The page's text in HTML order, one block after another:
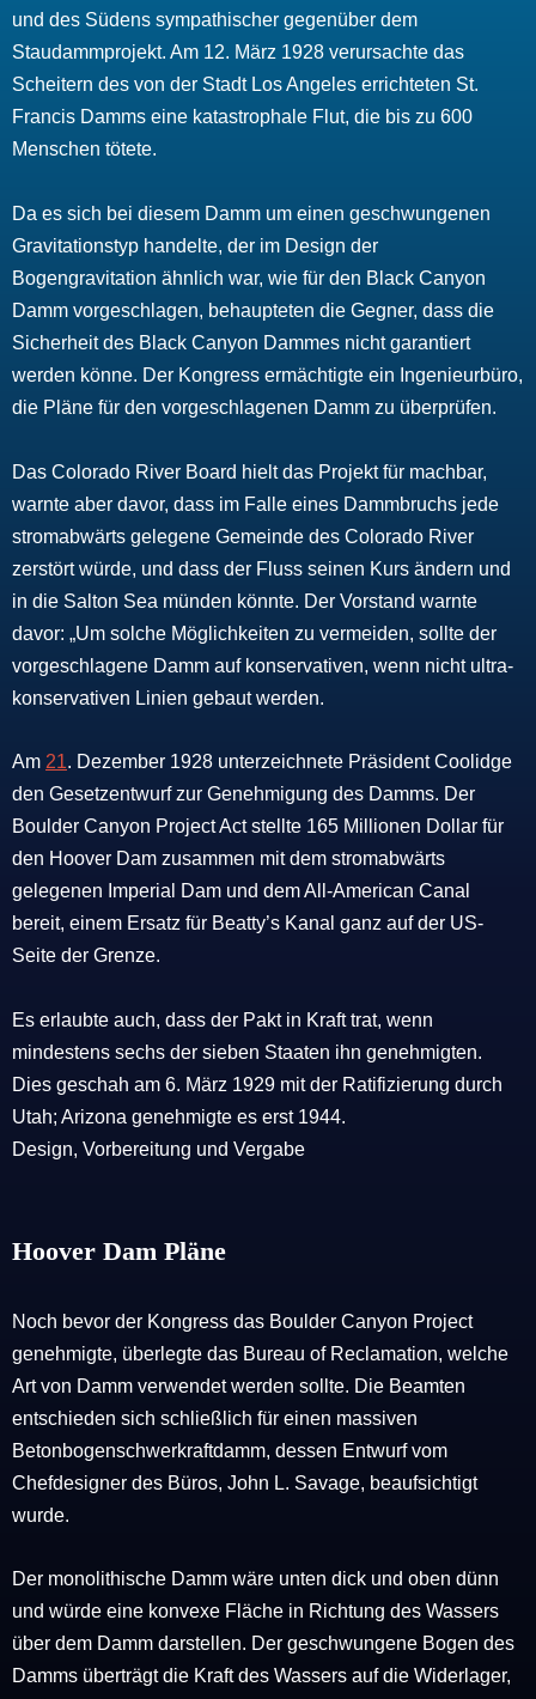
und des Südens sympathischer gegenüber dem
Staudammprojekt. Am 12. März 1928 verursachte das
Scheitern des von der Stadt Los Angeles errichteten St.
Francis Damms eine katastrophale Flut, die bis zu 600
Menschen tötete.
Da es sich bei diesem Damm um einen geschwungenen
Gravitationstyp handelte, der im Design der
Bogengravitation ähnlich war, wie für den Black Canyon
Damm vorgeschlagen, behaupteten die Gegner, dass die
Sicherheit des Black Canyon Dammes nicht garantiert
werden könne. Der Kongress ermächtigte ein Ingenieurbüro,
die Pläne für den vorgeschlagenen Damm zu überprüfen.
Das Colorado River Board hielt das Projekt für machbar,
warnte aber davor, dass im Falle eines Dammbruchs jede
stromabwärts gelegene Gemeinde des Colorado River
zerstört würde, und dass der Fluss seinen Kurs ändern und
in die Salton Sea münden könnte. Der Vorstand warnte
davor: „Um solche Möglichkeiten zu vermeiden, sollte der
vorgeschlagene Damm auf konservativen, wenn nicht ultra-
konservativen Linien gebaut werden.
Am 21. Dezember 1928 unterzeichnete Präsident Coolidge
den Gesetzentwurf zur Genehmigung des Damms. Der
Boulder Canyon Project Act stellte 165 Millionen Dollar für
den Hoover Dam zusammen mit dem stromabwärts
gelegenen Imperial Dam und dem All-American Canal
bereit, einem Ersatz für Beatty’s Kanal ganz auf der US-
Seite der Grenze.
Es erlaubte auch, dass der Pakt in Kraft trat, wenn
mindestens sechs der sieben Staaten ihn genehmigten.
Dies geschah am 6. März 1929 mit der Ratifizierung durch
Utah; Arizona genehmigte es erst 1944.
Design, Vorbereitung und Vergabe
Hoover Dam Pläne
Noch bevor der Kongress das Boulder Canyon Project
genehmigte, überlegte das Bureau of Reclamation, welche
Art von Damm verwendet werden sollte. Die Beamten
entschieden sich schließlich für einen massiven
Betonbogenschwerkraftdamm, dessen Entwurf vom
Chefdesigner des Büros, John L. Savage, beaufsichtigt
wurde.
Der monolithische Damm wäre unten dick und oben dünn
und würde eine konvexe Fläche in Richtung des Wassers
über dem Damm darstellen. Der geschwungene Bogen des
Damms überträgt die Kraft des Wassers auf die Widerlager,